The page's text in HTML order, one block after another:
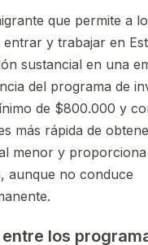
que permite a
y trabajar en
sustancial en una
del programa de
de $800.000 y
más rápida de
menor y proporciona
aunque no conduce
los